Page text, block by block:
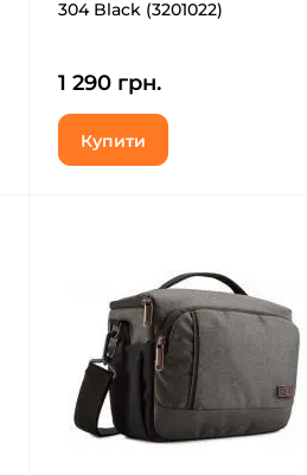
304 Black (3201022)
1 290 грн.
Купити